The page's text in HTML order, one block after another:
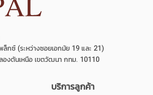
กซ์ (ระหว่างซอยเอกมัย 19 และ 21)
งตันเหนือ เขตวัฒนา กทม. 10110
บริการลูกค้า